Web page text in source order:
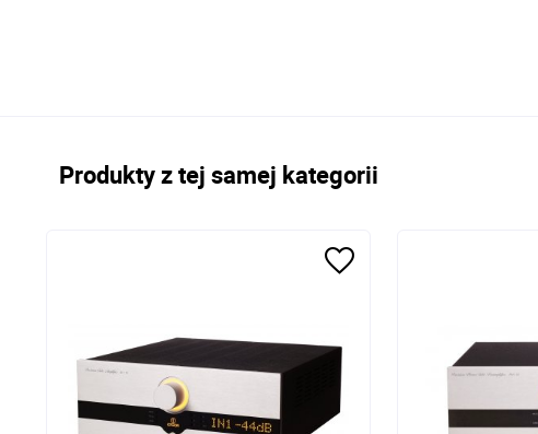
Produkty z tej samej kategorii